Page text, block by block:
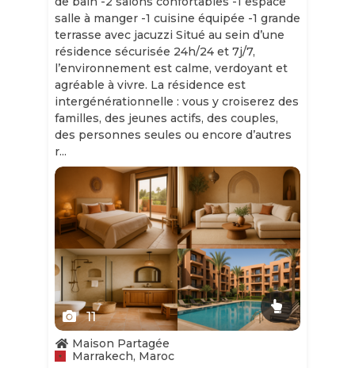
salle à manger -1 cuisine équipée -1 grande
terrasse avec jacuzzi Situé au sein d’une
résidence sécurisée 24h/24 et 7j/7,
l’environnement est calme, verdoyant et
agréable à vivre. La résidence est
intergénérationnelle : vous y croiserez des
familles, des jeunes actifs, des couples,
des personnes seules ou encore d’autres
r...
Slide 1 of 11
11
Maison Partagée
Marrakech, Maroc